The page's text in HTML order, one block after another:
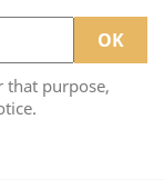
that purpose,